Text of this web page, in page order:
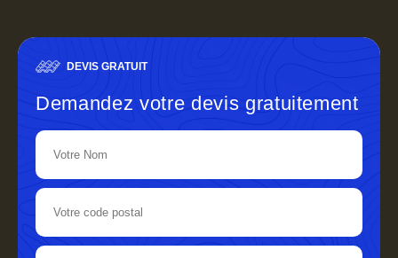
DEVIS GRATUIT
Demandez votre devis gratuitement